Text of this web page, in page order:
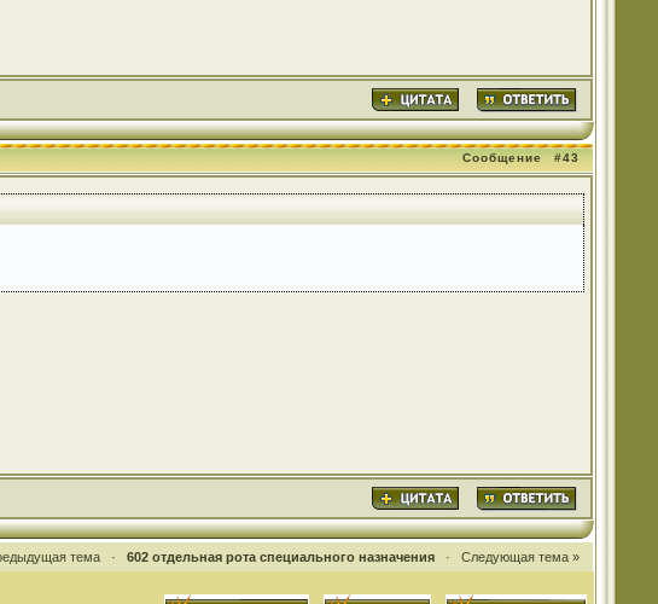
Сообщение #43
тема · 602 отдельная рота специального назначения · Следующая тема »